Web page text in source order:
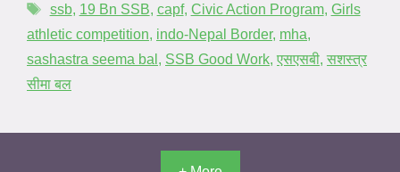
ssb, 19 Bn SSB, capf, Civic Action Program, Girls
athletic competition, indo-Nepal Border, mha,
sashastra seema bal , SSB Good Work, एसएसबी, सशस्त्र
सीमा बल